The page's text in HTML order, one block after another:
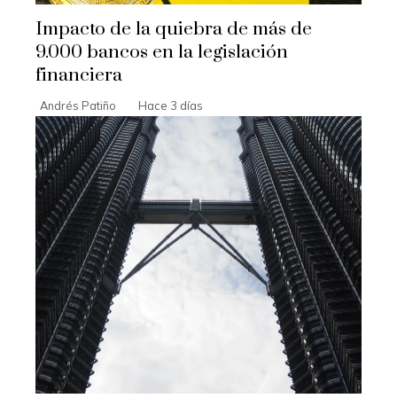
Impacto de la quiebra de más de
9.000 bancos en la legislación
financiera
Andrés Patiño Hace 3 días